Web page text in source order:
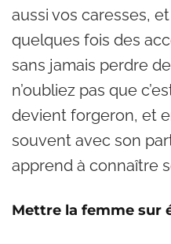
aussi vos caresses,
quelques fois des
sans jamais perdre
n’oubliez pas que
devient forgeron, et
souvent avec son
apprend à connaître
Mettre la femme sur